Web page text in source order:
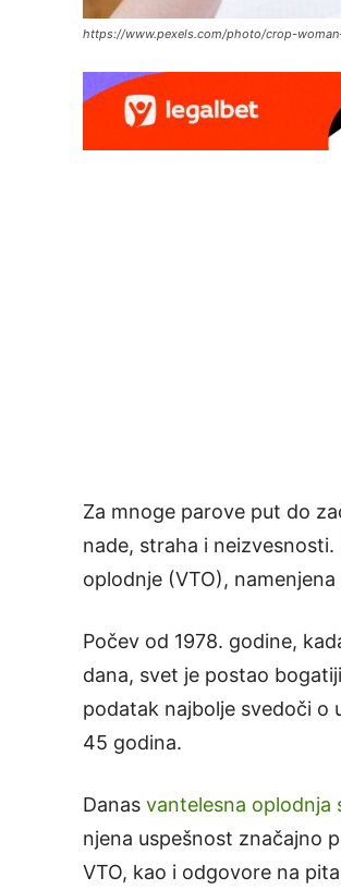
https://www.pexels.com/photo/crop-
Za mnoge parove put do
nade, straha i
oplodnje (VTO),
Počev od 1978. godine,
dana, svet je postao
podatak najbolje svedoči o
45 godina.
Danas vantelesna oplodnja
njena uspešnost značajno
VTO, kao i odgovore na